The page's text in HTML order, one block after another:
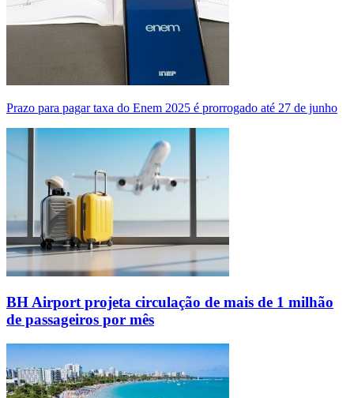
Prazo para pagar taxa do Enem 2025 é prorrogado até 27 de junho
BH Airport projeta circulação de mais de 1 milhão
de passageiros por mês